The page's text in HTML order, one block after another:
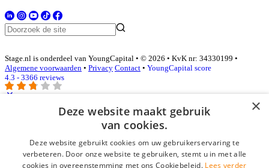
Stage.nl is onderdeel van YoungCapital • © 2026 • KvK nr: 34330199 •
Algemene voorwaarden • Privacy Contact • YoungCapital score
4.3 - 3366 reviews
Inloggen als bedrijf
E-mail*
×
Deze website maakt gebruik
van cookies.
Deze website gebruikt cookies om uw gebruikerservaring te
verbeteren. Door onze website te gebruiken, stemt u in met alle
cookies in overeenstemming met ons Cookiebeleid. Lees verder